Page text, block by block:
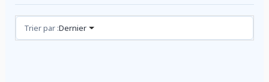
Avis (2)
Trier par :Dernier